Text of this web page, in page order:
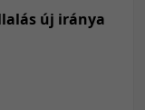
szerint
új iránya